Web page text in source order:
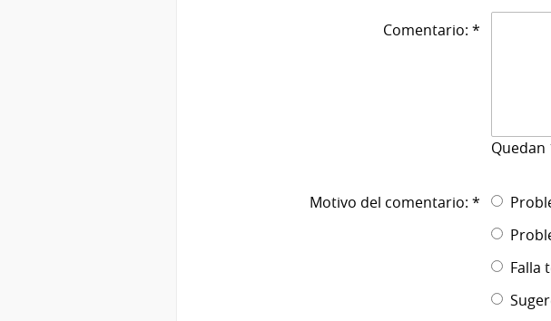
Comentario: *
Quedan
Motivo del comentario: *
Falla